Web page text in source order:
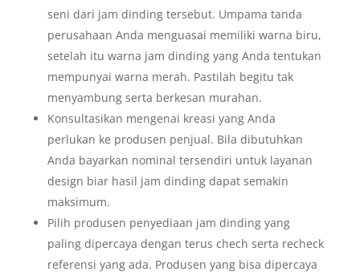
seni dari jam dinding tersebut. Umpama tanda
perusahaan Anda menguasai memiliki warna biru,
setelah itu warna jam dinding yang Anda tentukan
mempunyai warna merah. Pastilah begitu tak
menyambung serta berkesan murahan.
Konsultasikan mengenai kreasi yang Anda
perlukan ke produsen penjual. Bila dibutuhkan
Anda bayarkan nominal tersendiri untuk layanan
design biar hasil jam dinding dapat semakin
maksimum.
Pilih produsen penyediaan jam dinding yang
paling dipercaya dengan terus chech serta recheck
referensi yang ada. Produsen yang bisa dipercaya